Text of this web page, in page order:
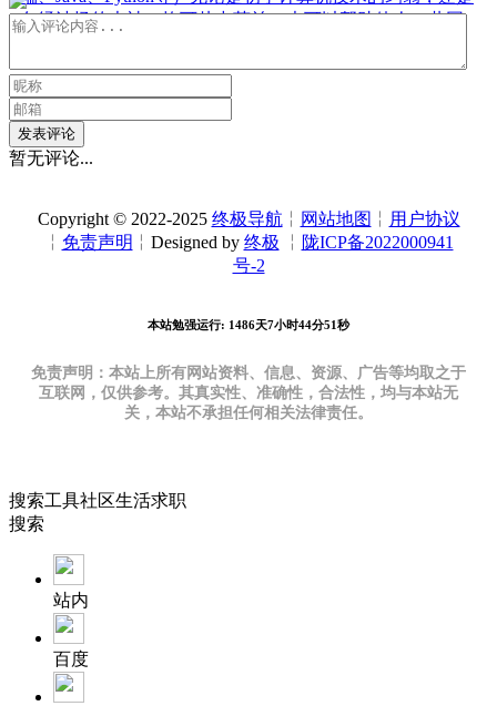
久经沙场的大神，均可从中获益，也可以帮助他人，共同
发表评论
暂无评论...
Copyright © 2022-2025 终极导航 ╎ 网站地图 ╎ 用户协议
╎ 免责声明 ╎Designed by 终极 ╎ 陇ICP备2022000941
号-2
本站勉强运行: 1486天7小时44分52秒
免责声明：本站上所有网站资料、信息、资源、广告等均取之于
互联网，仅供参考。其真实性、准确性，合法性，均与本站无
关，本站不承担任何相关法律责任。
搜索工具社区生活求职
搜索
站内
百度